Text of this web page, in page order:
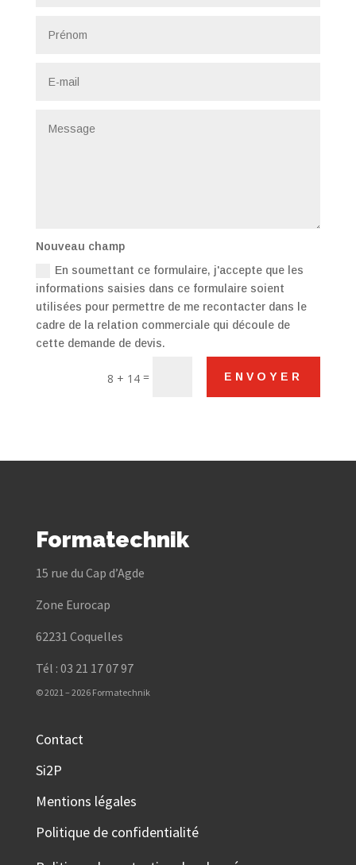
Nouveau champ
En soumettant ce formulaire, j'accepte que les
informations saisies dans ce formulaire soient
utilisées pour permettre de me recontacter dans le
cadre de la relation commerciale qui découle de
cette demande de devis.
8 + 14 = ENVOYER
Formatechnik
15 rue du Cap d’Agde
Zone Eurocap
62231 Coquelles
Tél : 03 21 17 07 97
© 2021 – 2026 Formatechnik
Contact
Si2P
Mentions légales
Politique de confidentialité